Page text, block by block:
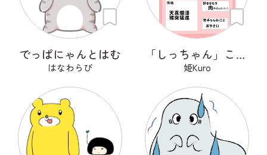
でっぱにゃんとはむ
はなわらび
「しっちゃん」こと「七味」です！
姫Kuro